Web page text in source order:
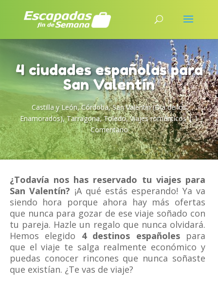
4 ciudades españolas para
San Valentín
Castilla y León,Córdoba,San Valentín (Día de los
Enamorados),Tarragona,Toledo,Viajes románticos|1
Comentario
¿Todavía nos has reservado tu viajes para
San Valentín? ¡A qué estás esperando! Ya va
siendo hora porque ahora hay más ofertas
que nunca para gozar de ese viaje soñado con
tu pareja. Hazle un regalo que nunca olvidará.
Hemos elegido 4 destinos españolespara
que el viaje te salga realmente económico y
puedas conocer rincones que nunca soñaste
que existían. ¿Te vas de viaje?